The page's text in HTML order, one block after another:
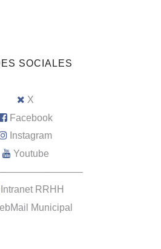
SOCIALES
X
Facebook
Instagram
Youtube
Intranet RRHH
Municipal